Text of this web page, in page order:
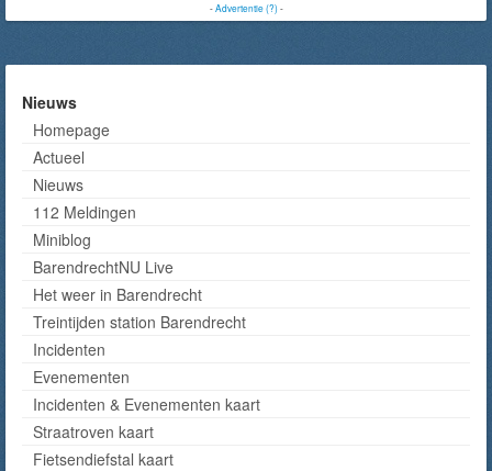
-Advertentie (?)-
Nieuws
Homepage
Actueel
Nieuws
112 Meldingen
Miniblog
BarendrechtNU Live
Het weer in Barendrecht
Treintijden station Barendrecht
Incidenten
Evenementen
Incidenten & Evenementen kaart
Straatroven kaart
Fietsendiefstal kaart